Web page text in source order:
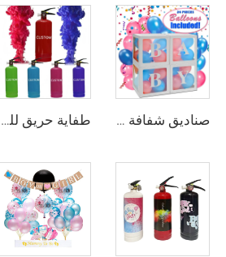
صناديق شفافة لإظهار نوع الجنين تتضمن 32 بالونًا، مثالية لتزيين حفلات استقبال المولود سواء كان ولدًا أو بنتًا طفاية حريق للتسلية بلون وردي (Pink Blaster) لكشف جنس المواليد الإناث فقط، ديكورات لحفلات كشف جنس الطفل